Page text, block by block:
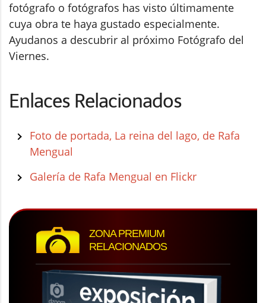
fotógrafo o fotógrafos has visto últimamente
cuya obra te haya gustado especialmente.
Ayudanos a descubrir al próximo Fotógrafo del
Viernes.
Enlaces Relacionados
Foto de portada, La reina del lago, de Rafa
Mengual
Galería de Rafa Mengual en Flickr
ZONA PREMIUM
RELACIONADOS